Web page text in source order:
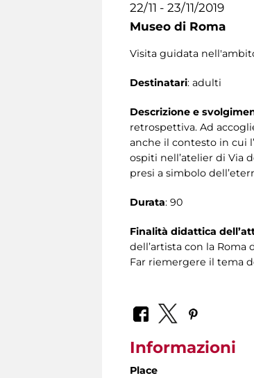
22/11 - 23/11/2019
Museo di Roma
Visita guidata
Destinatari: adulti
Descrizione e
retrospettiva. Ad
anche il contesto in cui
ospiti nell’atelier di Via
presi a simbolo
Durata: 90
Finalità didattica
dell’artista con la
Far riemergere il tema
Informazioni
Place